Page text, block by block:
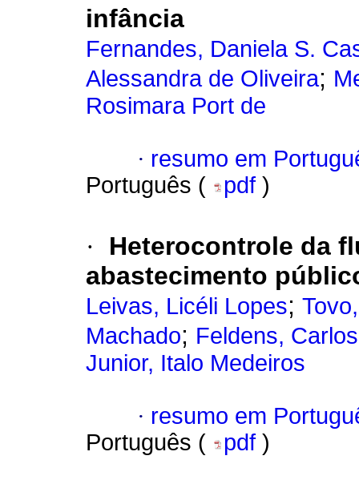
infância
Fernandes, Daniela S.
Alessandra de Oliveira;
Rosimara Port de
· resumo em
Português (
pdf )
·
Heterocontrole da
abastecimento
Leivas, Licéli Lopes;
Machado; Feldens,
Junior, Italo Medeiros
· resumo em
Português (
pdf )